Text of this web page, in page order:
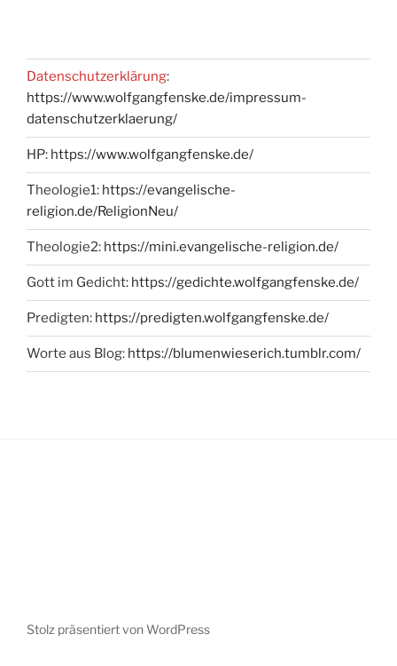
Datenschutzerklärung:
https://www.wolfgangfenske.de/impressum-
datenschutzerklaerung/
HP: https://www.wolfgangfenske.de/
Theologie1: https://evangelische-
religion.de/ReligionNeu/
Theologie2: https://mini.evangelische-religion.de/
Gott im Gedicht: https://gedichte.wolfgangfenske.de/
Predigten: https://predigten.wolfgangfenske.de/
Worte aus Blog: https://blumenwieserich.tumblr.com/
Stolz präsentiert von WordPress